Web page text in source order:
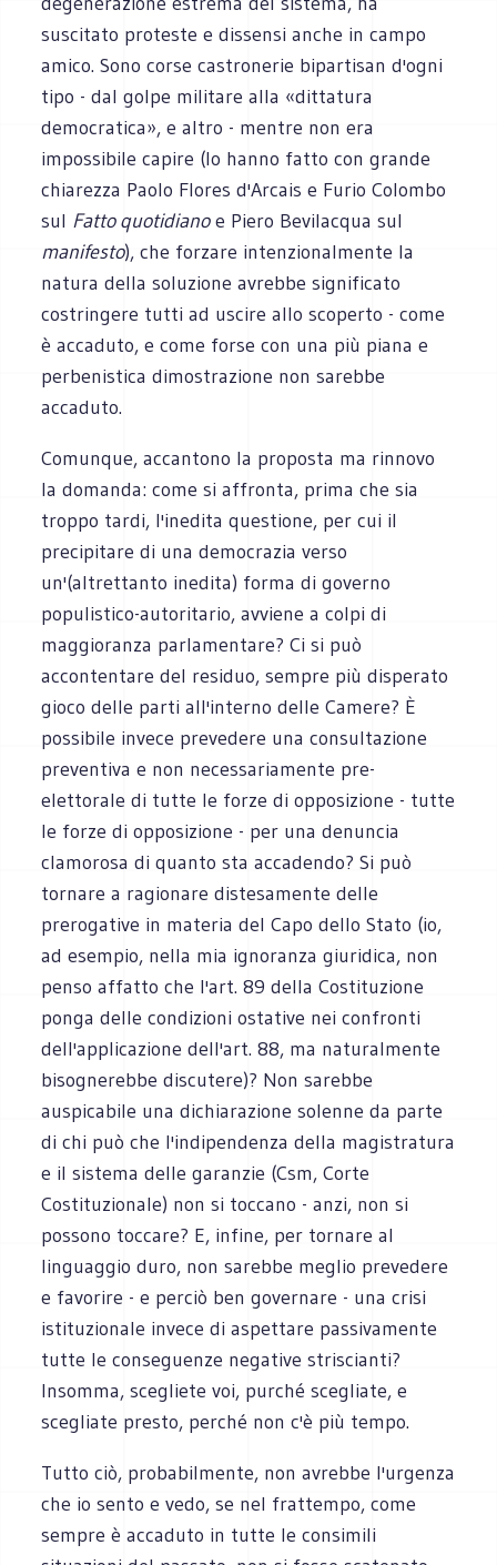
suscitato proteste e dissensi anche in campo
amico. Sono corse castronerie bipartisan d'ogni
tipo - dal golpe militare alla «dittatura
democratica», e altro - mentre non era
impossibile capire (lo hanno fatto con grande
chiarezza Paolo Flores d'Arcais e Furio Colombo
sul Fatto quotidianoe Piero Bevilacqua sul
manifesto), che forzare intenzionalmente la
natura della soluzione avrebbe significato
costringere tutti ad uscire allo scoperto - come
è accaduto, e come forse con una più piana e
perbenistica dimostrazione non sarebbe
accaduto.
Comunque, accantono la proposta ma rinnovo
la domanda: come si affronta, prima che sia
troppo tardi, l'inedita questione, per cui il
precipitare di una democrazia verso
un'(altrettanto inedita) forma di governo
populistico-autoritario, avviene a colpi di
maggioranza parlamentare? Ci si può
accontentare del residuo, sempre più disperato
gioco delle parti all'interno delle Camere? È
possibile invece prevedere una consultazione
preventiva e non necessariamente pre-
elettorale di tutte le forze di opposizione - tutte
le forze di opposizione - per una denuncia
clamorosa di quanto sta accadendo? Si può
tornare a ragionare distesamente delle
prerogative in materia del Capo dello Stato (io,
ad esempio, nella mia ignoranza giuridica, non
penso affatto che l'art. 89 della Costituzione
ponga delle condizioni ostative nei confronti
dell'applicazione dell'art. 88, ma naturalmente
bisognerebbe discutere)? Non sarebbe
auspicabile una dichiarazione solenne da parte
di chi può che l'indipendenza della magistratura
e il sistema delle garanzie (Csm, Corte
Costituzionale) non si toccano - anzi, non si
possono toccare? E, infine, per tornare al
linguaggio duro, non sarebbe meglio prevedere
e favorire - e perciò ben governare - una crisi
istituzionale invece di aspettare passivamente
tutte le conseguenze negative striscianti?
Insomma, scegliete voi, purché scegliate, e
scegliate presto, perché non c'è più tempo.
Tutto ciò, probabilmente, non avrebbe l'urgenza
che io sento e vedo, se nel frattempo, come
sempre è accaduto in tutte le consimili